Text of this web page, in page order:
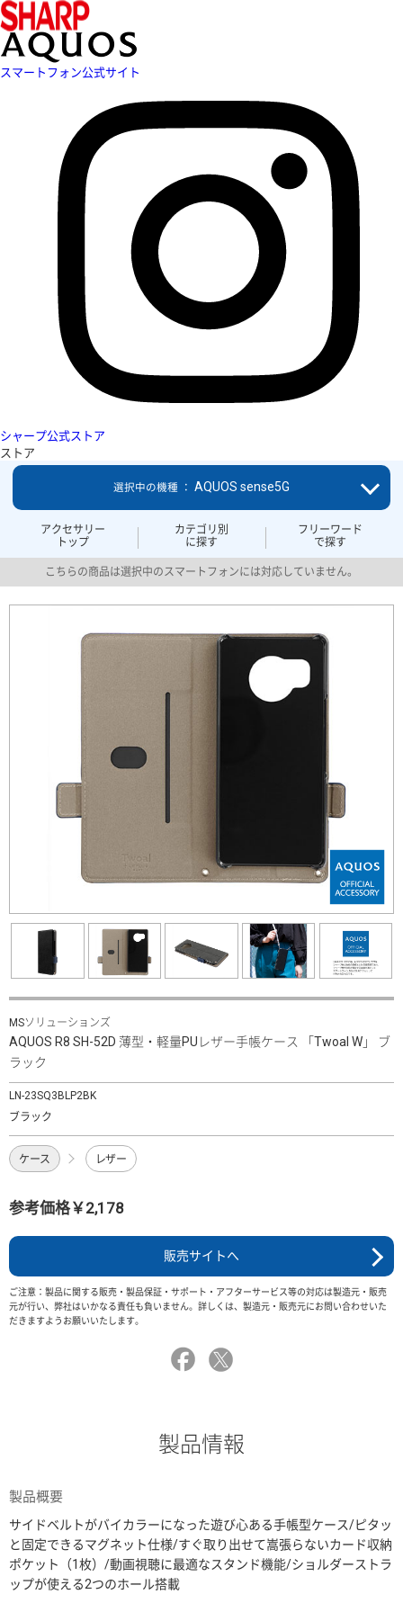
スマートフォン公式サイト
シャープ公式ストア
ストア
アクセサリー
トップ
カテゴリ別
に探す
フリーワード
で探す
選択中の機種 ： AQUOS sense5G
こちらの商品は選択中のスマートフォンには対応していません。
MSソリューションズ
AQUOS R8 SH-52D 薄型・軽量PUレザー手帳ケース 「Twoal W」 ブ
ラック
LN-23SQ3BLP2BK
ブラック
ケース レザー
参考価格￥2,178
販売サイトへ
ご注意：製品に関する販売・製品保証・サポート・アフターサービス等の対応は製造元・販売
元が行い、弊社はいかなる責任も負いません。詳しくは、製造元・販売元にお問い合わせいた
だきますようお願いいたします。
製品情報
製品概要
サイドベルトがバイカラーになった遊び心ある手帳型ケース/ピタッ
と固定できるマグネット仕様/すぐ取り出せて嵩張らないカード収納
ポケット（1枚）/動画視聴に最適なスタンド機能/ショルダーストラ
ップが使える2つのホール搭載